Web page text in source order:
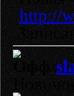
http://